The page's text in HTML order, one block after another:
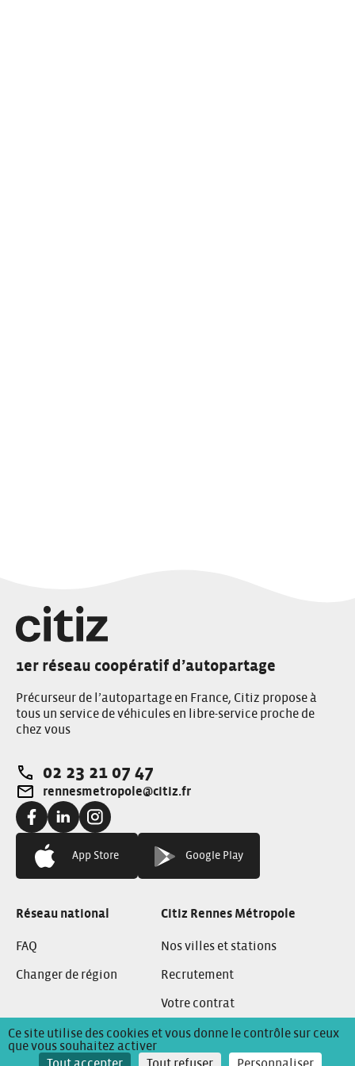
1er réseau coopératif d’autopartage
Précurseur de l’autopartage en France, Citiz propose à
tous un service de véhicules en libre-service proche de
chez vous
Téléphone:
02 23 21 07 47
Adresse e-mail:
rennesmetropole@citiz.fr
Facebook:Linkedin:instagram:
App Store Google Play
Réseau national
FAQ
Changer de région
Citiz Rennes Métropole
Nos villes et stations
Recrutement
Votre contrat
Conditions Générales de Location Citiz Rennes
Ce site utilise des cookies et vous donne le contrôle sur ceux
que vous souhaitez activer